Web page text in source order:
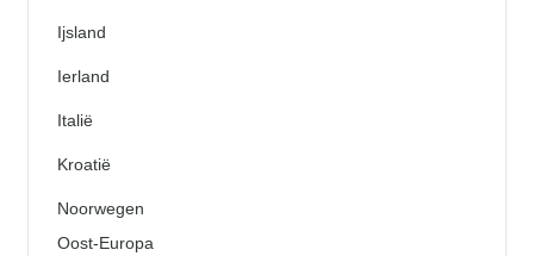
Ijsland
Ierland
Italië
Kroatië
Noorwegen
Oost-Europa